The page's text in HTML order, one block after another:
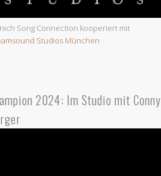
Song Connection kooperiert mit
Studios München
2024: Im Studio mit Conny